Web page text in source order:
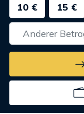
10 €
15 €